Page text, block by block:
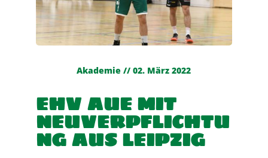
Akademie // 02. März 2022
EHV AUE MIT
NEUVERPFLICHTU
NG AUS LEIPZIG